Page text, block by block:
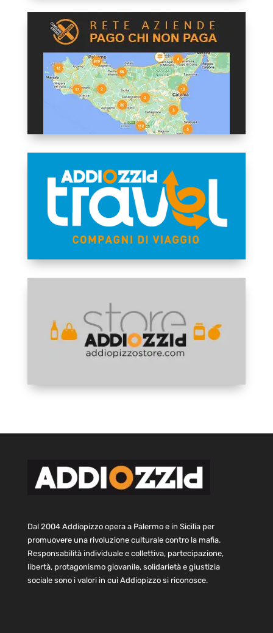
Dal 2004 Addiopizzo opera a Palermo e in Sicilia per
promuovere una rivoluzione culturale contro la mafia.
Responsabilità individuale e collettiva, partecipazione,
libertà, protagonismo giovanile, solidarietà e giustizia
sociale sono i valori in cui Addiopizzo si riconosce.